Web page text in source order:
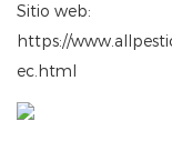
Sitio web:
https://
ec.html